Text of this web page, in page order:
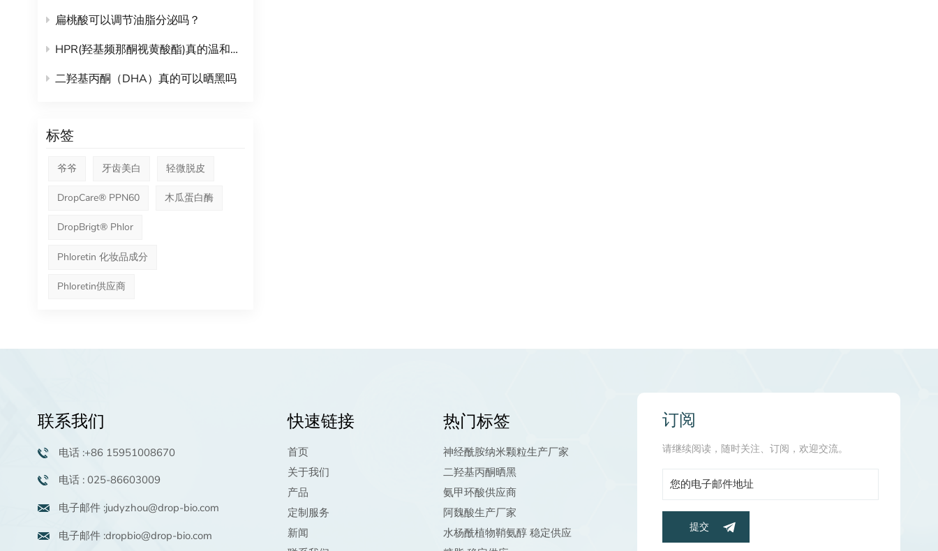
扁桃酸可以调节油脂分泌吗？
HPR(羟基频那酮视黄酸酯)真的温和不刺激吗？
二羟基丙酮（DHA）真的可以晒黑吗
标签
爷爷 牙齿美白 轻微脱皮
DropCare® PPN60 木瓜蛋白酶
DropBrigt® Phlor
Phloretin 化妆品成分
Phloretin供应商
联系我们
电话 :+86 15951008670
电话 : 025-86603009
电子邮件 :judyzhou@drop-bio.com
电子邮件 :dropbio@drop-bio.com
快速链接
首页
关于我们
产品
定制服务
新闻
热门标签
神经酰胺纳米颗粒生产厂家
二羟基丙酮晒黑
氨甲环酸供应商
阿魏酸生产厂家
水杨酰植物鞘氨醇 稳定供应
订阅
请继续阅读，随时关注、订阅，欢迎交流。
提交